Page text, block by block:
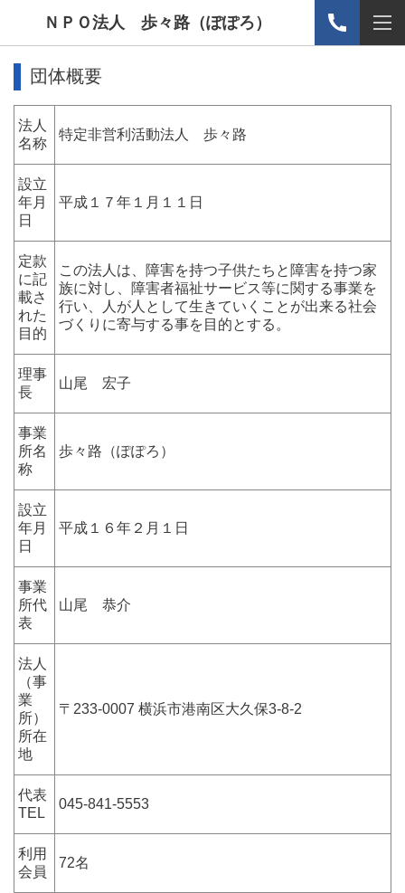
ＮＰＯ法人 歩々路（ぽぽろ）
団体概要
法人
名称
特定非営利活動法人 歩々路
設立
年月
日
平成１７年１月１１日
定款
に記
載さ
れた
目的
この法人は、障害を持つ子供たちと障害を持つ家
族に対し、障害者福祉サービス等に関する事業を
行い、人が人として生きていくことが出来る社会
づくりに寄与する事を目的とする。
理事
長
山尾 宏子
事業
所名
称
歩々路（ぽぽろ）
設立
年月
日
平成１６年２月１日
事業
所代
表
山尾 恭介
法人
（事
業
所）
所在
地
〒233-0007 横浜市港南区大久保3-8-2
代表
TEL
045-841-5553
利用
会員
72名